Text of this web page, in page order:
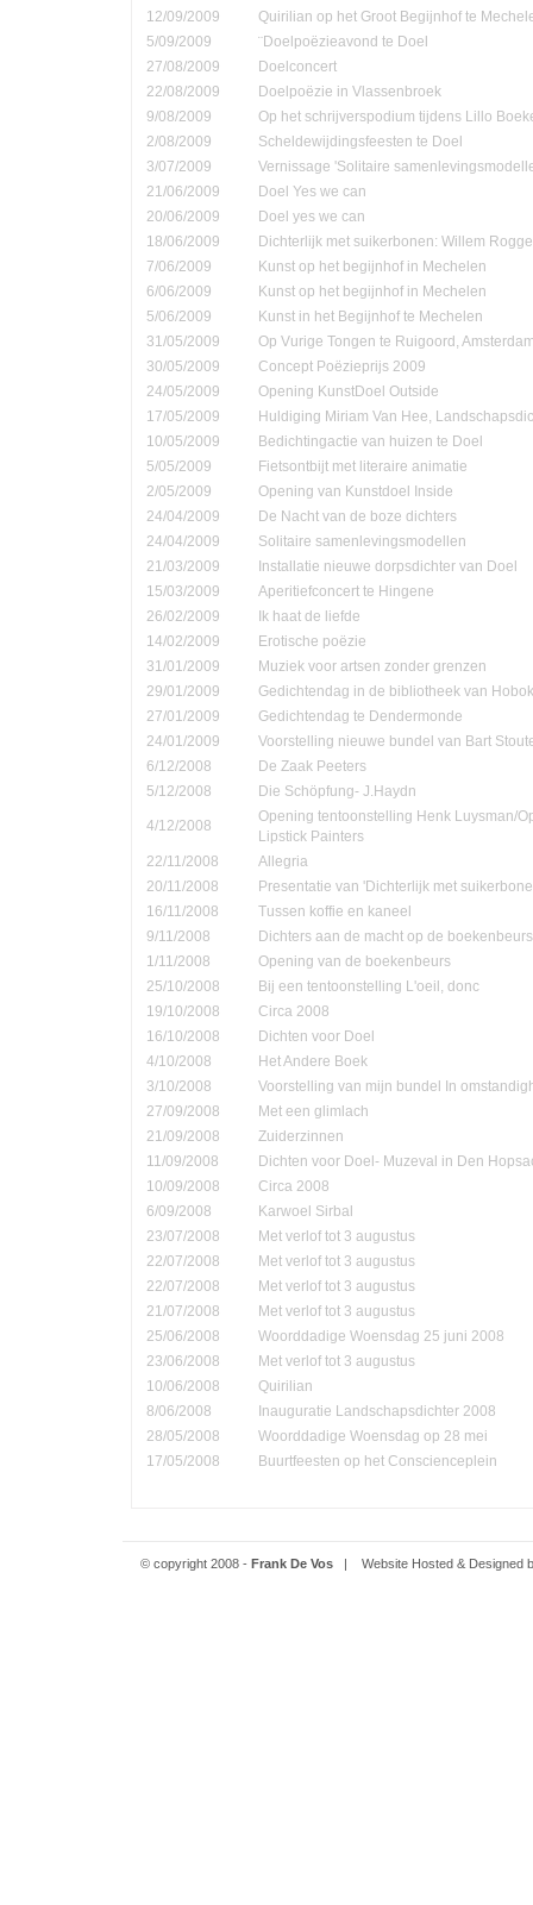
12/09/2009
Quirilian op het Groot Begijnhof te
5/09/2009
¨Doelpoëzieavond te Doel
27/08/2009
Doelconcert
22/08/2009
Doelpoëzie in Vlassenbroek
9/08/2009
Op het schrijverspodium tijdens Lillo
2/08/2009
Scheldewijdingsfeesten te Doel
3/07/2009
Vernissage 'Solitaire
21/06/2009
Doel Yes we can
20/06/2009
Doel yes we can
18/06/2009
Dichterlijk met suikerbonen: Willem
7/06/2009
Kunst op het begijnhof in Mechelen
6/06/2009
Kunst op het begijnhof in Mechelen
5/06/2009
Kunst in het Begijnhof te Mechelen
31/05/2009
Op Vurige Tongen te Ruigoord,
30/05/2009
Concept Poëzieprijs 2009
24/05/2009
Opening KunstDoel Outside
17/05/2009
Huldiging Miriam Van Hee,
10/05/2009
Bedichtingactie van huizen te Doel
5/05/2009
Fietsontbijt met literaire animatie
2/05/2009
Opening van Kunstdoel Inside
24/04/2009
De Nacht van de boze dichters
24/04/2009
Solitaire samenlevingsmodellen
21/03/2009
Installatie nieuwe dorpsdichter van Doel
15/03/2009
Aperitiefconcert te Hingene
26/02/2009
Ik haat de liefde
14/02/2009
Erotische poëzie
31/01/2009
Muziek voor artsen zonder grenzen
29/01/2009
Gedichtendag in de bibliotheek van
27/01/2009
Gedichtendag te Dendermonde
24/01/2009
Voorstelling nieuwe bundel van Bart
6/12/2008
De Zaak Peeters
5/12/2008
Die Schöpfung- J.Haydn
4/12/2008
Opening tentoonstelling Henk Luysman/
Lipstick Painters
22/11/2008
Allegria
20/11/2008
Presentatie van 'Dichterlijk met
16/11/2008
Tussen koffie en kaneel
9/11/2008
Dichters aan de macht op de boekenbeurs
1/11/2008
Opening van de boekenbeurs
25/10/2008
Bij een tentoonstelling L'oeil, donc
19/10/2008
Circa 2008
16/10/2008
Dichten voor Doel
4/10/2008
Het Andere Boek
3/10/2008
Voorstelling van mijn bundel In
27/09/2008
Met een glimlach
21/09/2008
Zuiderzinnen
11/09/2008
Dichten voor Doel- Muzeval in Den
10/09/2008
Circa 2008
6/09/2008
Karwoel Sirbal
23/07/2008
Met verlof tot 3 augustus
22/07/2008
Met verlof tot 3 augustus
22/07/2008
Met verlof tot 3 augustus
21/07/2008
Met verlof tot 3 augustus
25/06/2008
Woorddadige Woensdag 25 juni 2008
23/06/2008
Met verlof tot 3 augustus
10/06/2008
Quirilian
8/06/2008
Inauguratie Landschapsdichter 2008
28/05/2008
Woorddadige Woensdag op 28 mei
17/05/2008
Buurtfeesten op het Conscienceplein
© copyright 2008 - Frank De Vos| Website Hosted & Designed